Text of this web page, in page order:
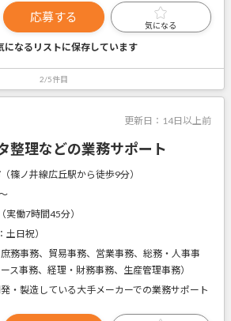
応募する
気になる
になるリストに保存しています
2/5件目
更新日： 14日以上前
整理などの業務サポート
篠ノ井線広丘駅から徒歩9分）
実働7時間45分）
土日祝）
務事務、貿易事務、営業事務、総務・人事事
ス事務、経理・財務事務、生産管理事務）
・製造している大手メーカーでの業務サポート